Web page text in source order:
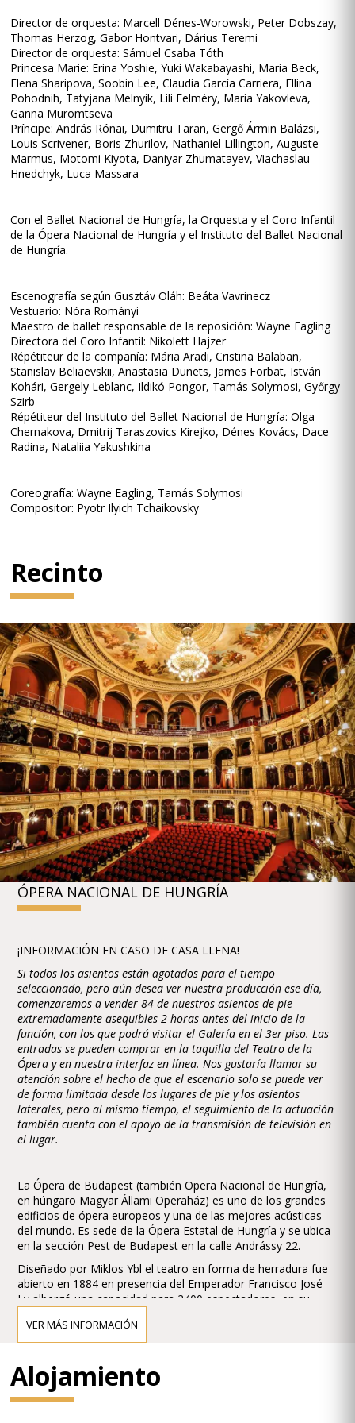
Director de orquesta: Marcell Dénes-Worowski, Peter Dobszay,
Thomas Herzog, Gabor Hontvari, Dárius Teremi
Director de orquesta: Sámuel Csaba Tóth
Princesa Marie: Erina Yoshie, Yuki Wakabayashi, Maria Beck,
Elena Sharipova, Soobin Lee, Claudia García Carriera, Ellina
Pohodnih, Tatyjana Melnyik, Lili Felméry, Maria Yakovleva,
Ganna Muromtseva
Príncipe: András Rónai, Dumitru Taran, Gergő Ármin Balázsi,
Louis Scrivener, Boris Zhurilov, Nathaniel Lillington, Auguste
Marmus, Motomi Kiyota, Daniyar Zhumatayev, Viachaslau
Hnedchyk, Luca Massara
Con el Ballet Nacional de Hungría, la Orquesta y el Coro Infantil
de la Ópera Nacional de Hungría y el Instituto del Ballet Nacional
de Hungría.
Escenografía según Gusztáv Oláh: Beáta Vavrinecz
Vestuario: Nóra Rományi
Maestro de ballet responsable de la reposición: Wayne Eagling
Directora del Coro Infantil: Nikolett Hajzer
Répétiteur de la compañía: Mária Aradi, Cristina Balaban,
Stanislav Beliaevskii, Anastasia Dunets, James Forbat, István
Kohári, Gergely Leblanc, Ildikó Pongor, Tamás Solymosi, Győrgy
Szirb
Répétiteur del Instituto del Ballet Nacional de Hungría: Olga
Chernakova, Dmitrij Taraszovics Kirejko, Dénes Kovács, Dace
Radina, Nataliia Yakushkina
Coreografía: Wayne Eagling, Tamás Solymosi
Compositor: Pyotr Ilyich Tchaikovsky
Recinto
ÓPERA NACIONAL DE HUNGRÍA
¡INFORMACIÓN EN CASO DE CASA LLENA!
Si todos los asientos están agotados para el tiempo
seleccionado, pero aún desea ver nuestra producción ese día,
comenzaremos a vender 84 de nuestros asientos de pie
extremadamente asequibles 2 horas antes del inicio de la
función, con los que podrá visitar el Galería en el 3er piso. Las
entradas se pueden comprar en la taquilla del Teatro de la
Ópera y en nuestra interfaz en línea. Nos gustaría llamar su
atención sobre el hecho de que el escenario solo se puede ver
de forma limitada desde los lugares de pie y los asientos
laterales, pero al mismo tiempo, el seguimiento de la actuación
también cuenta con el apoyo de la transmisión de televisión en
el lugar.
La Ópera de Budapest (también Opera Nacional de Hungría,
en húngaro Magyar Állami Operaház) es uno de los grandes
edificios de ópera europeos y una de las mejores acústicas
del mundo. Es sede de la Ópera Estatal de Hungría y se ubica
en la sección Pest de Budapest en la calle Andrássy 22.
Diseñado por Miklos Ybl el teatro en forma de herradura fue
abierto en 1884 en presencia del Emperador Francisco José
I y albergó una capacidad para 2400 espectadores, en su
El compositor y director Gustav Mahler fue director artístico
del teatro en 1887-1891 iniciando una era dorada a la que se
sumaron Richard Strauss, Wilhelm Furtwängler y Otto
VER MÁS INFORMACIÓN
Alojamiento